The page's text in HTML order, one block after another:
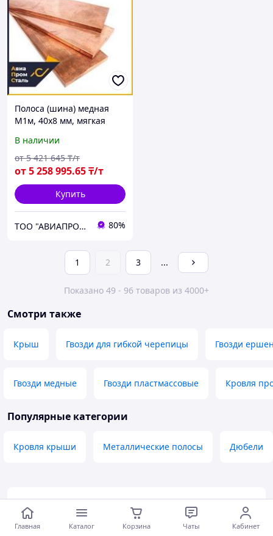
Полоса (шина) медная
М1м, 40х8 мм, мягкая
В наличии
от5 258 995.65₸/т
от 5 421 645 ₸/т
Купить
ТОО "АВИАПРОМСТАЛЬ" 80%
1 2 3 ...
Показано 49 - 96 товаров из 4000+
Смотри также
Крыш Гвозди для гибкой черепицы Гвозди
Гвозди медные Гвозди пластмассовые Кровля
Популярные категории
Кровля крыши Металлические полосы Дюбели
Программа защиты покупателей
satu.kzпредоставляет защиту покупок до
Главная Каталог Корзина Чаты Кабинет